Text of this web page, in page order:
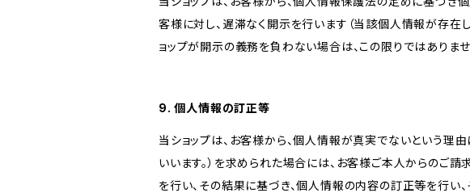
客様に対し、遅滞なく開示を行います（当該個人情報が存在
ョップが開示の義務を負わない場合は、この限りではありませ
9. 個人情報の訂正等
当ショップは、お客様から、個人情報が真実でないという理
いいます。）を求められた場合には、お客様ご本人からのご
を行い、その結果に基づき、個人情報の内容の訂正等を行い